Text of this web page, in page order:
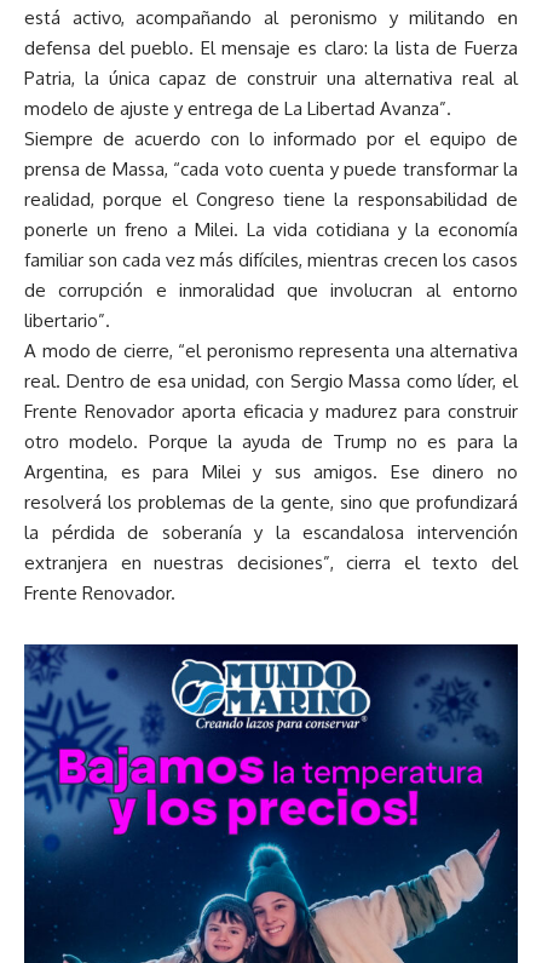
está activo, acompañando al peronismo y militando en
defensa del pueblo. El mensaje es claro: la lista de Fuerza
Patria, la única capaz de construir una alternativa real al
modelo de ajuste y entrega de La Libertad Avanza”.
Siempre de acuerdo con lo informado por el equipo de
prensa de Massa, “cada voto cuenta y puede transformar la
realidad, porque el Congreso tiene la responsabilidad de
ponerle un freno a Milei. La vida cotidiana y la economía
familiar son cada vez más difíciles, mientras crecen los casos
de corrupción e inmoralidad que involucran al entorno
libertario”.
A modo de cierre, “el peronismo representa una alternativa
real. Dentro de esa unidad, con Sergio Massa como líder, el
Frente Renovador aporta eficacia y madurez para construir
otro modelo. Porque la ayuda de Trump no es para la
Argentina, es para Milei y sus amigos. Ese dinero no
resolverá los problemas de la gente, sino que profundizará
la pérdida de soberanía y la escandalosa intervención
extranjera en nuestras decisiones”, cierra el texto del
Frente Renovador.